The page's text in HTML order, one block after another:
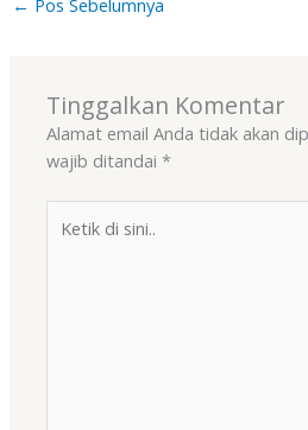
← Pos Sebelumnya
Tinggalkan Komentar
Alamat email Anda tidak akan
wajib ditandai*